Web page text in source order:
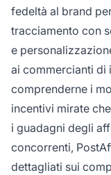
fedeltà al brand
tracciamento con
e
ai commercianti di
comprenderne i
incentivi mirate
i guadagni degli
concorrenti,
dettagliati sui